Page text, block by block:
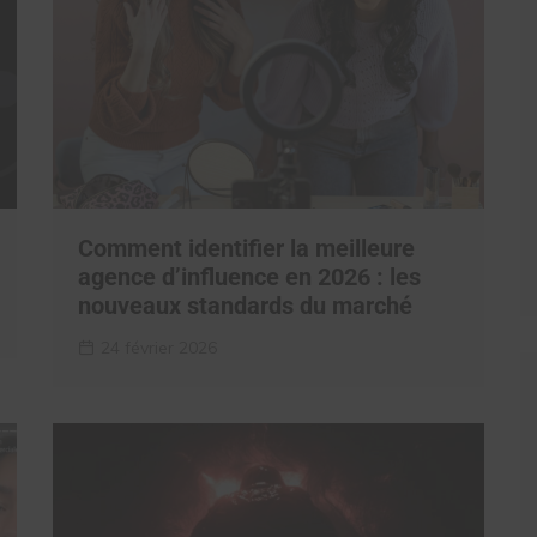
Comment identifier la meilleure
agence d’influence en 2026 : les
nouveaux standards du marché